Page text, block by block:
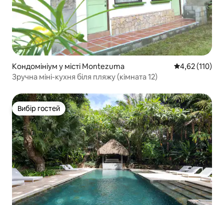
Кондомініум у місті Montezuma Середня
4,62 (110)
Зручна міні-кухня біля пляжу (кімната 12)
Вибір гостей
Вибір гостей